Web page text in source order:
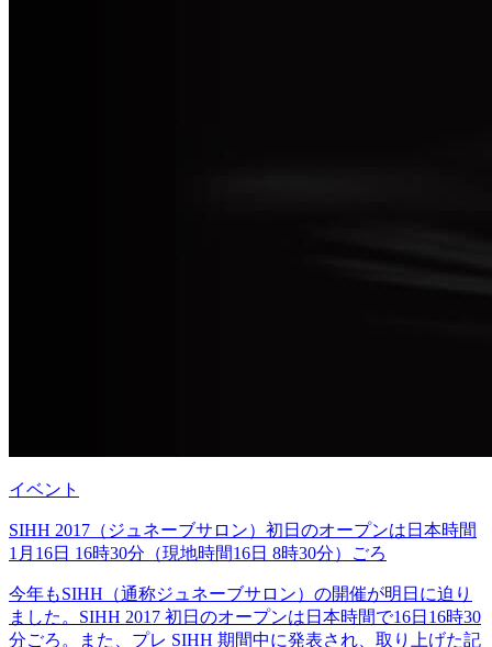
イベント
SIHH 2017（ジュネーブサロン）初日のオープンは日本時間
1月16日 16時30分（現地時間16日 8時30分）ごろ
今年もSIHH（通称ジュネーブサロン）の開催が明日に迫り
ました。SIHH 2017 初日のオープンは日本時間で16日16時30
分ごろ。また、プレ SIHH 期間中に発表され、取り上げた記